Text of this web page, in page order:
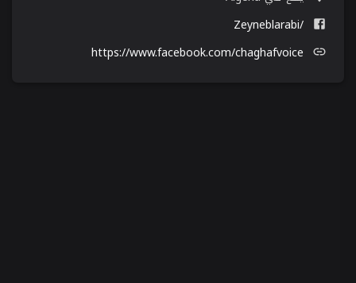
/Zeyneblarabi
https://www.facebook.com/chaghafvoice